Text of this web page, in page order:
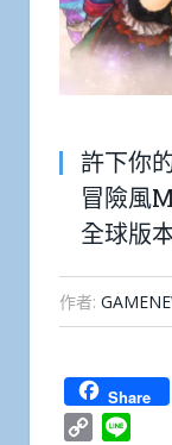
許下你
冒險風
全球版
作者:
Share
Copy